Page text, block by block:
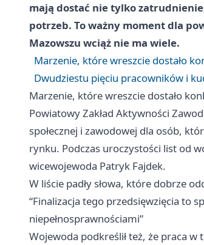
mają dostać nie tylko
potrzeb. To ważny moment dla
Mazowszu wciąż nie ma wiele.
Marzenie, które wreszcie dostało
Dwudziestu pięciu pracowników i
Marzenie, które wreszcie dostało
Powiatowy Zakład Aktywności
społecznej i zawodowej dla osób,
rynku. Podczas uroczystości list od
wicewojewoda Patryk Fajdek.
W liście padły słowa, które dobrze
“Finalizacja tego przedsięwzięcia to
niepełnosprawnościami”
Wojewoda podkreślił też, że praca